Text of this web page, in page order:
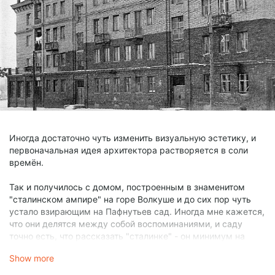
Иногда достаточно чуть изменить визуальную эстетику, и
первоначальная идея архитектора растворяется в соли
времён.
Так и получилось с домом, построенным в знаменитом
"сталинском ампире" на горе Волкуше и до сих пор чуть
устало взирающим на Пафнутьев сад. Иногда мне кажется,
что они делятся между собой воспоминаниями, и саду
точно есть, что рассказать "сталинке" - он минимум на
Но и дом на Рыбной немало успел повидать на своём веку.
Show more